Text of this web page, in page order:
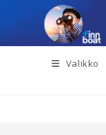
Valikko